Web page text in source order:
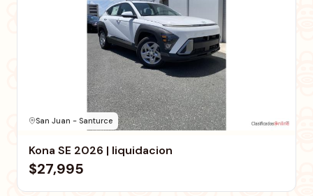
San Juan - Santurce
Kona SE 2026 | liquidacion
$27,995